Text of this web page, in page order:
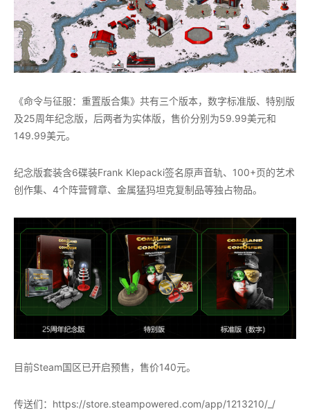
《命令与征服：重置版合集》共有三个版本，数字标准版、特别版
及25周年纪念版，后两者为实体版，售价分别为59.99美元和
149.99美元。
纪念版套装含6碟装Frank Klepacki签名原声音轨、100+页的艺术
创作集、4个阵营臂章、金属猛犸坦克复制品等独占物品。
目前Steam国区已开启预售，售价140元。
传送们：https://store.steampowered.com/app/1213210/_/